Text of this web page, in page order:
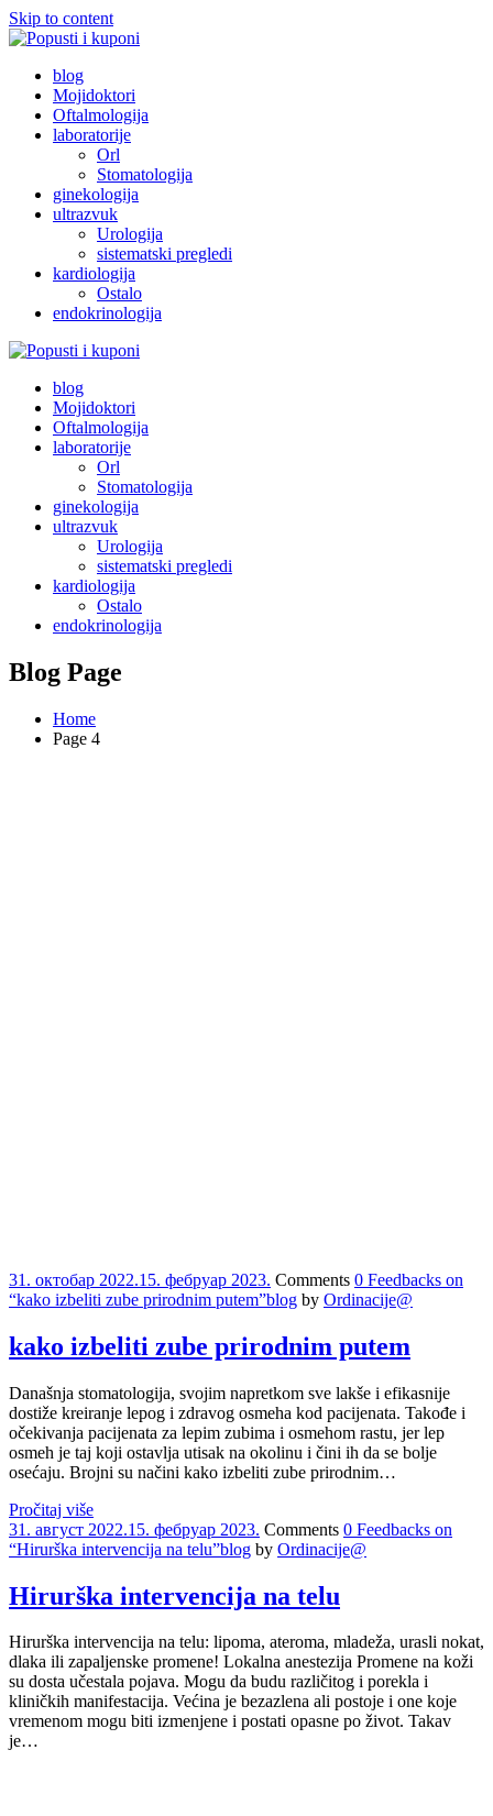
Skip to content
Popusti i kuponi
Popusti Beograd
blog
Mojidoktori
Oftalmologija
laboratorije
Orl
Stomatologija
ginekologija
ultrazvuk
Urologija
sistematski pregledi
kardiologija
Ostalo
endokrinologija
Popusti i kuponi
Popusti Beograd
blog
Mojidoktori
Oftalmologija
laboratorije
Orl
Stomatologija
ginekologija
ultrazvuk
Urologija
sistematski pregledi
kardiologija
Ostalo
endokrinologija
Blog Page
Home
Page 4
31. октобар 2022.15. фебруар 2023. Comments 0 Feedbacks on
“kako izbeliti zube prirodnim putem”blog by Ordinacije@
kako izbeliti zube prirodnim putem
Današnja stomatologija, svojim napretkom sve lakše i efikasnije
dostiže kreiranje lepog i zdravog osmeha kod pacijenata. Takođe i
očekivanja pacijenata za lepim zubima i osmehom rastu, jer lep
osmeh je taj koji ostavlja utisak na okolinu i čini ih da se bolje
osećaju. Brojni su načini kako izbeliti zube prirodnim…
Pročitaj više
31. август 2022.15. фебруар 2023. Comments 0 Feedbacks on
“Hirurška intervencija na telu”blog by Ordinacije@
Hirurška intervencija na telu
Hirurška intervencija na telu: lipoma, ateroma, mladeža, urasli nokat,
dlaka ili zapaljenske promene! Lokalna anestezija Promene na koži
su dosta učestala pojava. Mogu da budu različitog i porekla i
kliničkih manifestacija. Većina je bezazlena ali postoje i one koje
vremenom mogu biti izmenjene i postati opasne po život. Takav
je…